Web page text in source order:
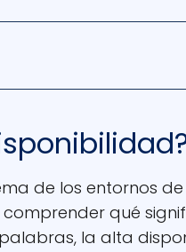
de los entornos
qué
la alta